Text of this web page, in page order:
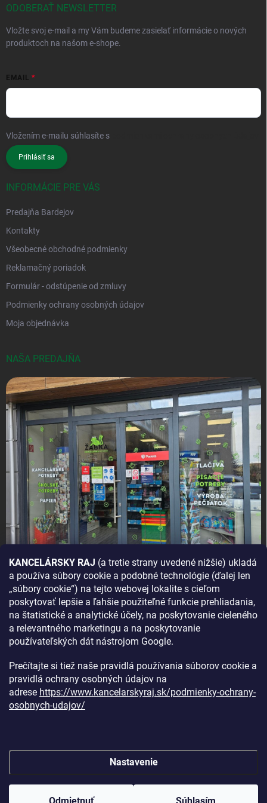
KANCELÁRSKY RAJ (a tretie strany uvedené nižšie) ukladá
a používa súbory cookie a podobné technológie (ďalej len
„súbory cookie“) na tejto webovej lokalite s cieľom
poskytovať lepšie a ľahšie použiteľné funkcie prehliadania,
na štatistické a analytické účely, na poskytovanie cieleného
a relevantného marketingu a na poskytovanie
používateľských dát nástrojom Google.
Prečítajte si tiež naše pravidlá používania súborov cookie a
pravidlá ochrany osobných údajov na
adrese https://www.kancelarskyraj.sk/podmienky-ochrany-
osobnych-udajov/
Nastavenie
ODOBERAŤ NEWSLETTER
Vložte svoj e-mail a my Vám budeme zasielať informácie o nových
produktoch na našom e-shope.
EMAIL
Vložením e-mailu súhlasíte s
Prihlásiť sa
INFORMÁCIE PRE VÁS
Predajňa Bardejov
Kontakty
Všeobecné obchodné podmienky
Reklamačný poriadok
Formulár - odstúpenie od zmluvy
Podmienky ochrany osobných údajov
Moja objednávka
NAŠA PREDAJŇA
AKO SA K NÁM DOSTANETE?
Copyright 2026Kancelársky raj. Všetky práva vyhradené.Upraviť